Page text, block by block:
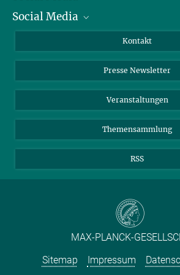
Zahlen und Fakten
Bluesky
TikTok
Social Media
Instagram
YouTube
Kontakt
Presse Newsletter
Veranstaltungen
Themensammlung
RSS
MAX-PLANCK-
Sitemap
Impressum